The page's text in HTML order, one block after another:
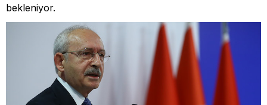
bekleniyor.